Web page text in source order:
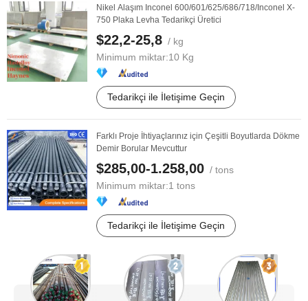
Nikel Alaşım Inconel 600/601/625/686/718/Inconel X-
750 Plaka Levha Tedarikçi Üretici
$22,2-25,8 / kg
Minimum miktar:10 Kg
Tedarikçi ile İletişime Geçin
Farklı Proje İhtiyaçlarınız için Çeşitli Boyutlarda Dökme
Demir Borular Mevcuttur
$285,00-1.258,00 / tons
Minimum miktar:1 tons
Tedarikçi ile İletişime Geçin